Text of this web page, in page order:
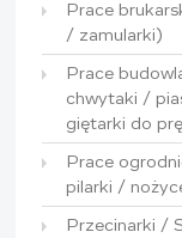
Prace
/ zamularki)
Prace
chwytaki /
giętarki do
Prace
pilarki /
Przecinarki /